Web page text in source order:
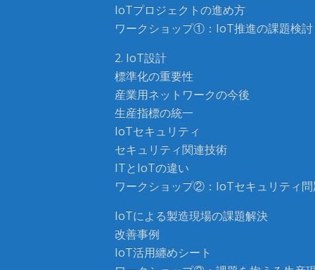
IoTプロジェクトの進め方
ワークショップ①：IoT推進の課題検討
2. IoT設計
標準化の重要性
産業用ネットワークの今後
生産指標の統一
IoTセキュリティ
セキュリティ関連技術
ITとIoTの違い
ワークショップ②：IoTセキュリティ
IoTによる製造現場の課題解決
改善事例
IoT活用纏めシート